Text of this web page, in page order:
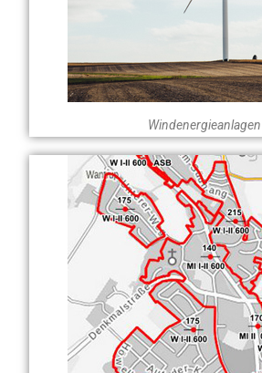
Windenergieanlagen